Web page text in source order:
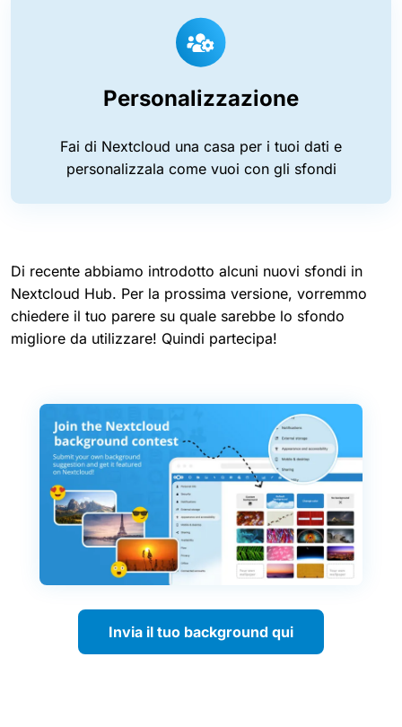
Personalizzazione
Fai di Nextcloud una casa per i tuoi dati e
personalizzala come vuoi con gli sfondi
Di recente abbiamo introdotto alcuni nuovi sfondi in
Nextcloud Hub. Per la prossima versione, vorremmo
chiedere il tuo parere su quale sarebbe lo sfondo
migliore da utilizzare! Quindi partecipa!
Invia il tuo background qui